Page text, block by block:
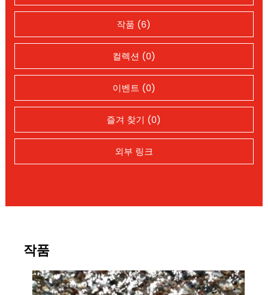
작품 (6)
컬렉션 (0)
이벤트 (0)
즐겨 찾기 (0)
외부 링크
작품